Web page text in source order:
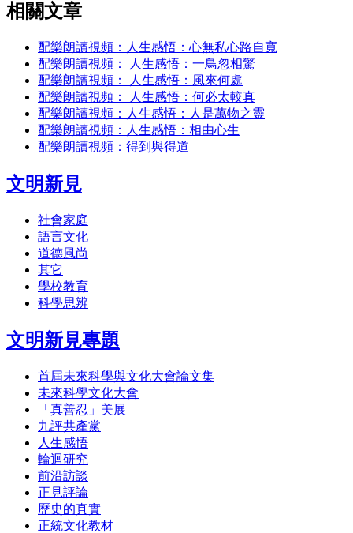
相關文章
配樂朗讀視頻：人生感悟：心無私心路自寬
配樂朗讀視頻： 人生感悟：一鳥忽相驚
配樂朗讀視頻： 人生感悟：風來何處
配樂朗讀視頻： 人生感悟：何必太較真
配樂朗讀視頻：人生感悟：人是萬物之靈
配樂朗讀視頻：人生感悟：相由心生
配樂朗讀視頻：得到與得道
文明新見
社會家庭
語言文化
道德風尚
其它
學校教育
科學思辨
文明新見專題
首屆未來科學與文化大會論文集
未來科學文化大會
「真善忍」美展
九評共產黨
人生感悟
輪迴研究
前沿訪談
正見評論
歷史的真實
正統文化教材